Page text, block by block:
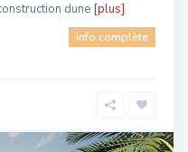
dune [plus]
info complète